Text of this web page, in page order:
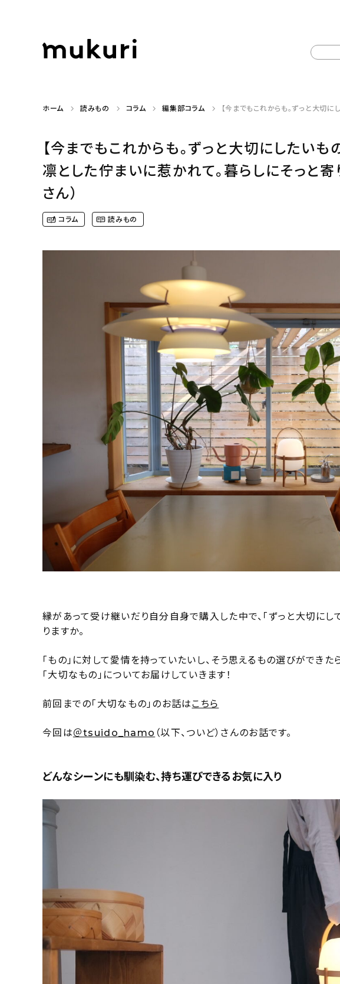
カ
ホーム 読みもの コラム 編集部コラム 【今までもこれからも。ずっと大切
【今までもこれからも。ずっと大切にしたい
凛とした佇まいに惹かれて。暮らしにそっ
さん）
コラム 読みもの
縁があって受け継いだり自分自身で購入した中で、「ずっと大切にし
りますか。
「もの」に対して愛情を持っていたいし、そう思えるもの選びができ
「大切なもの」についてお届けしていきます！
前回までの「大切なもの」のお話はこちら
今回は＠tsuido_hamo （以下、ついど）さんのお話です。
どんなシーンにも馴染む、持ち運びできるお気に入り